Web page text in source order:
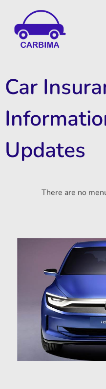
Car
Updates
There are no